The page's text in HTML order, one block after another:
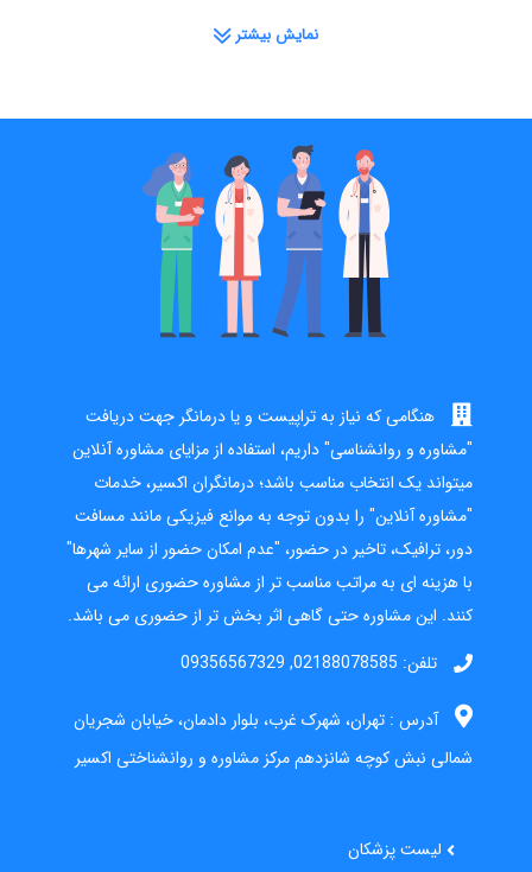
نمایش بیشتر
هنگامی که نیاز به تراپیست و یا درمانگر جهت دریافت
"مشاوره و روانشناسی" داریم، استفاده از مزایای مشاوره آنلاین
میتواند یک انتخاب مناسب باشد؛ درمانگران اکسیر، خدمات
"مشاوره آنلاین" را بدون توجه به موانع فیزیکی مانند مسافت
دور، ترافیک، تاخیر در حضور، "عدم امکان حضور از سایر شهرها"
با هزینه ای به مراتب مناسب تر از مشاوره حضوری ارائه می
کنند. این مشاوره حتی گاهی اثر بخش تر از حضوری می باشد.
تلفن: 02188078585, 09356567329
آدرس : تهران، شهرک غرب، بلوار دادمان، خیابان شجریان
شمالی نبش کوچه شانزدهم مرکز مشاوره و روانشناختی اکسیر
لیست پزشکان